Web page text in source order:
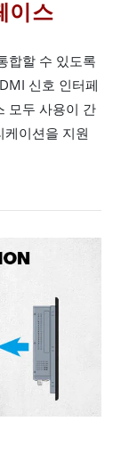
이스
합할 수 있도록
신호 인터페
모두 사용이 간
이션을 지원